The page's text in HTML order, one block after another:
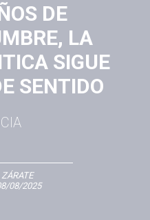
DE
LA
SIGUE
SENTIDO
ZÁRATE
08/2025